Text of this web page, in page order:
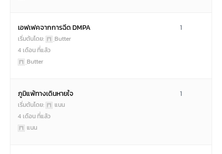
เอฟเฟคจากการฉีด DMPA
เริ่มต้นโดย: ฺButter
1
4 เดือน ที่แล้ว
ฺButter
ภูมิแพ้ทางเดินหายใจ
เริ่มต้นโดย: แนน
1
4 เดือน ที่แล้ว
แนน